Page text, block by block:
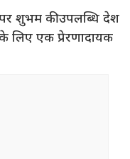
शुभम की उपलब्धि देश
लिए एक प्रेरणादायक